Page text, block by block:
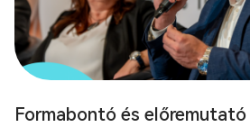
Formabontó és